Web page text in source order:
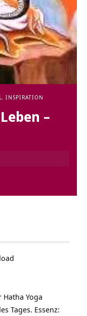
INSPIRATION
–
Hatha Yoga
Tages. Essenz: